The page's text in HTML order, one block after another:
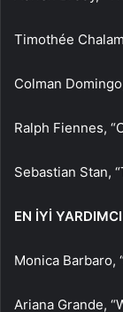
Timothée
Colman
Ralph Fiennes,
Sebastian Stan,
EN İYİ
Monica Barbaro,
Ariana Grande,